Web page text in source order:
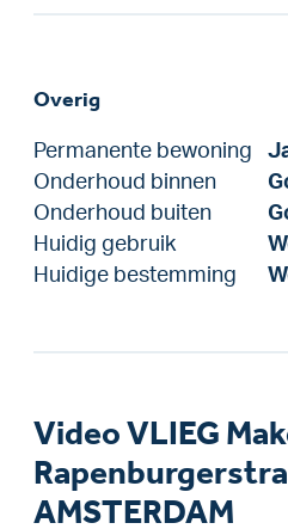
Overig
Permanente bewoning
Onderhoud binnen
Onderhoud buiten
Huidig gebruik
Huidige bestemming
Video VLIEG
AMSTERDAM